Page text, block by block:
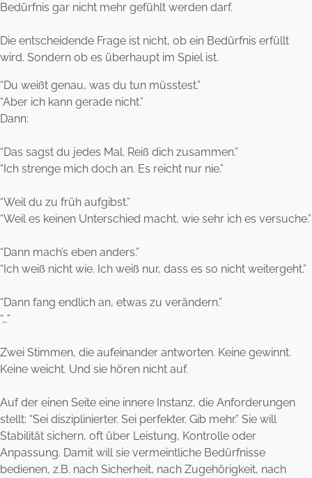
Bedürfnis gar nicht mehr gefühlt werden darf.
Die entscheidende Frage ist nicht, ob ein Bedürfnis erfüllt
wird. Sondern ob es überhaupt im Spiel ist.
“Du weißt genau, was du tun müsstest.”
“Aber ich kann gerade nicht.”
Dann:
“Das sagst du jedes Mal. Reiß dich zusammen.”
“Ich strenge mich doch an. Es reicht nur nie.”
“Weil du zu früh aufgibst.”
“Weil es keinen Unterschied macht, wie sehr ich es versuche.”
“Dann mach’s eben anders.”
“Ich weiß nicht wie. Ich weiß nur, dass es so nicht weitergeht.”
“Dann fang endlich an, etwas zu verändern.”
“…”
Zwei Stimmen, die aufeinander antworten. Keine gewinnt.
Keine weicht. Und sie hören nicht auf.
Auf der einen Seite eine innere Instanz, die Anforderungen
stellt: “Sei disziplinierter. Sei perfekter. Gib mehr.” Sie will
Stabilität sichern, oft über Leistung, Kontrolle oder
Anpassung. Damit will sie vermeintliche Bedürfnisse
bedienen, z.B. nach Sicherheit, nach Zugehörigkeit, nach